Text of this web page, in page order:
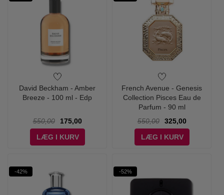
David Beckham - Amber
Breeze - 100 ml - Edp
550,00
175,00
LÆG I KURV
French Avenue - Genesis
Collection Pisces Eau de
Parfum - 90 ml
550,00
325,00
LÆG I KURV
-42% -52%